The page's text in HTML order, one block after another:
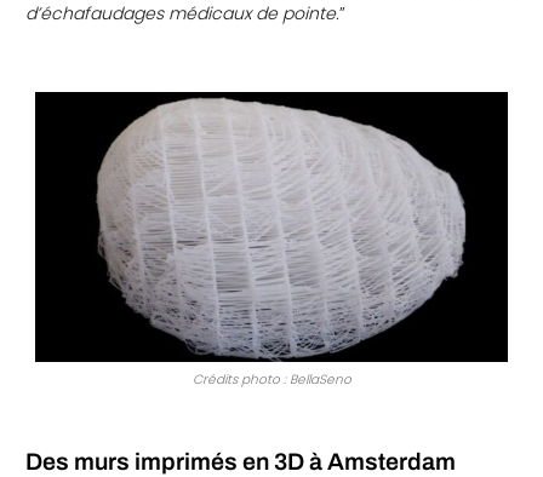
d’échafaudages médicaux de pointe.”
Crédits photo : BellaSeno
Des murs imprimés en 3D à Amsterdam